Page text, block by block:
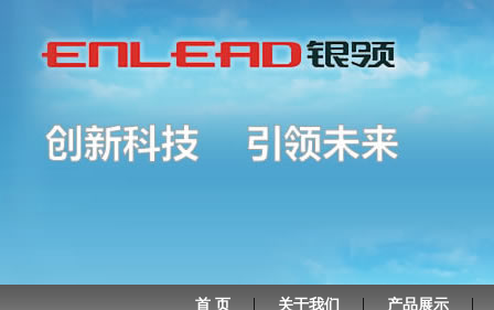
首 页 | 关于我们 | 产品展示